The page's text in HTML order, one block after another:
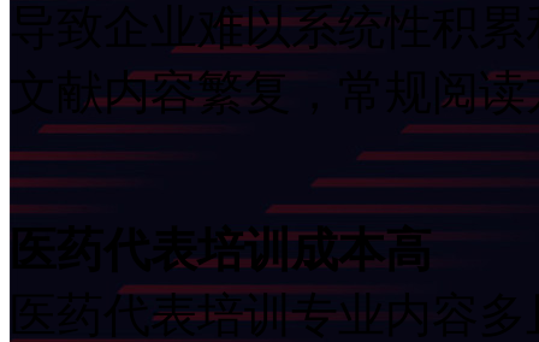
导致企业难以系统性积累
文献内容繁复，常规阅
医药代表培训成本高
医药代表培训专业内容多